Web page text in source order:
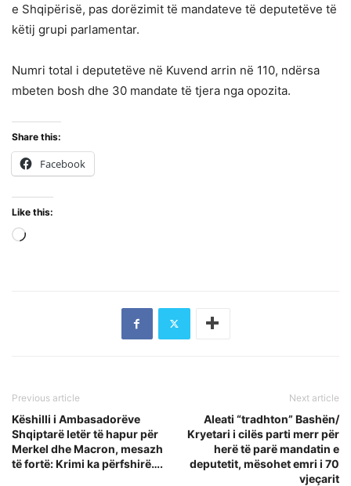
e Shqipërisë, pas dorëzimit të mandateve të deputetëve të
këtij grupi parlamentar.
Numri total i deputetëve në Kuvend arrin në 110, ndërsa
mbeten bosh dhe 30 mandate të tjera nga opozita.
Share this:
Facebook
Like this:
Previous article
Këshilli i Ambasadorëve
Shqiptarë letër të hapur për
Merkel dhe Macron, mesazh
të fortë: Krimi ka përfshirë….
Next article
Aleati “tradhton” Bashën/
Kryetari i cilës parti merr për
herë të parë mandatin e
deputetit, mësohet emri i 70
vjeçarit